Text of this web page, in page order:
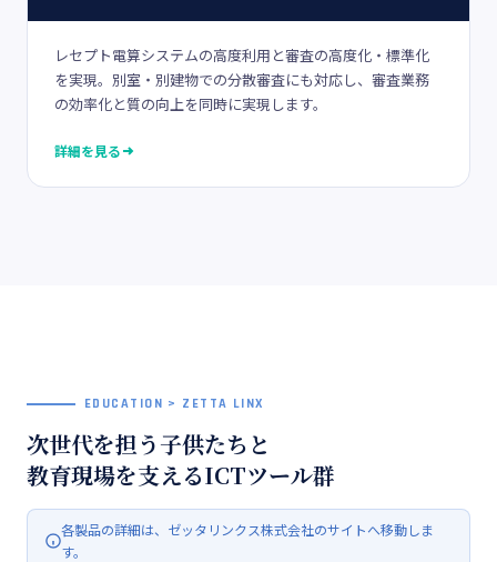
レセプト電算システムの高度利用と審査の高度化・標準化
を実現。別室・別建物での分散審査にも対応し、審査業務
の効率化と質の向上を同時に実現します。
詳細を見る
EDUCATION > ZETTA LINX
次世代を担う子供たちと
教育現場を支えるICTツール群
各製品の詳細は、ゼッタリンクス株式会社のサイトへ移動しま
す。